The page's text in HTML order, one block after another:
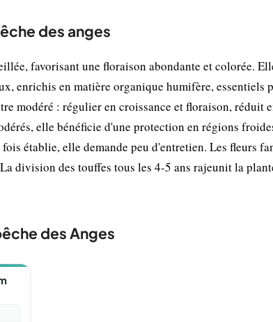
des anges
favorisant une floraison abondante et colorée.
enrichis en matière organique humifère, essentiels
modéré : régulier en croissance et floraison, réduit
elle bénéficie d'une protection en régions
établie, elle demande peu d'entretien. Les fleurs
division des touffes tous les 4-5 ans rajeunit la
des Anges